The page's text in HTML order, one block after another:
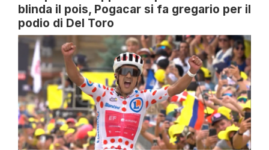
blinda il pois, Pogacar si fa gregario per il
podio di Del Toro